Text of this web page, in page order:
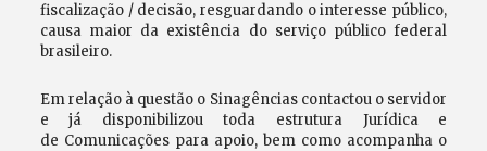
fiscalização / decisão, resguardando o interesse público,
causa maior da existência do serviço público federal
brasileiro.
Em relação à questão o Sinagências contactou o servidor
e já disponibilizou toda estrutura Jurídica e
de Comunicações para apoio, bem como acompanha o